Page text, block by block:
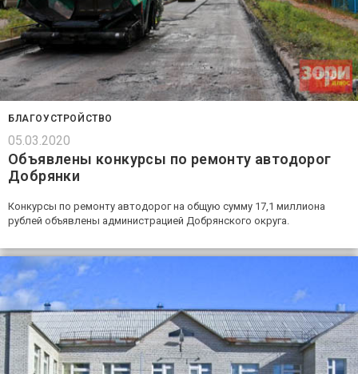
БЛАГОУСТРОЙСТВО
05.03.2020
Объявлены конкурсы по ремонту автодорог
Добрянки
Конкурсы по ремонту автодорог на общую сумму 17,1 миллиона
рублей объявлены администрацией Добрянского округа.